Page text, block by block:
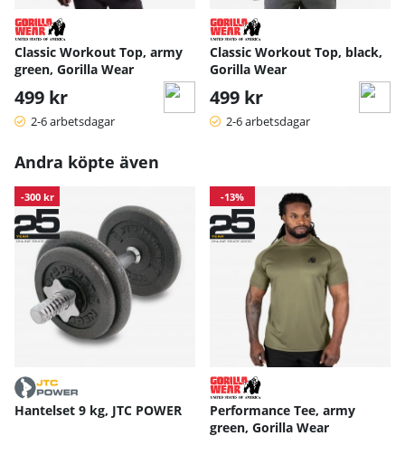
Classic Workout Top, army
green, Gorilla Wear
499 kr
2-6 arbetsdagar
Classic Workout Top, black,
Gorilla Wear
499 kr
2-6 arbetsdagar
Andra köpte även
-300 kr
Hantelset 9 kg, JTC POWER
-13%
Performance Tee, army
green, Gorilla Wear